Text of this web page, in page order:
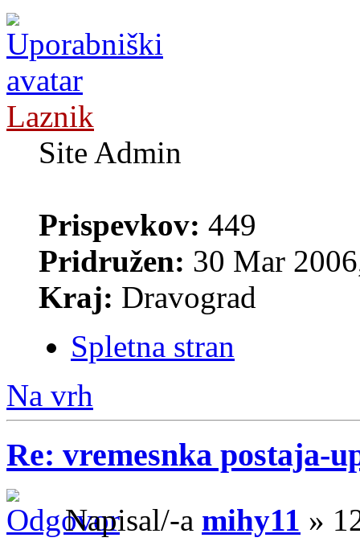
Laznik
Site Admin
Prispevkov: 449
Pridružen: 30 Mar
Kraj: Dravograd
Spletna stran
Na vrh
Re: vremesnka postaja-
Napisal/-a mihy11 »